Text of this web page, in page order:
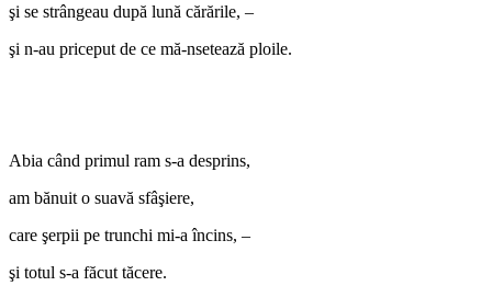
şi se strângeau după lună cărările, –
şi n-au priceput de ce mă-nsetează ploile.
Abia când primul ram s-a desprins,
am bănuit o suavă sfâşiere,
care şerpii pe trunchi mi-a încins, –
şi totul s-a făcut tăcere.